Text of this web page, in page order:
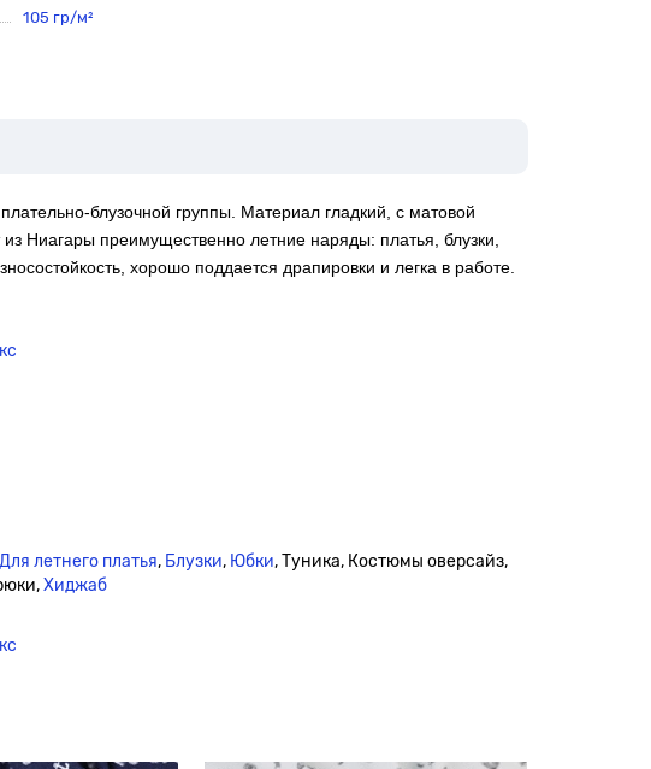
105 гр/м²
блузочной группы. Материал гладкий, с матовой
Ниагары преимущественно летние наряды: платья, блузки,
хорошо поддается драпировки и легка в работе.
Для летнего платья, Блузки, Юбки, Туника, Костюмы оверсайз,
Хиджаб